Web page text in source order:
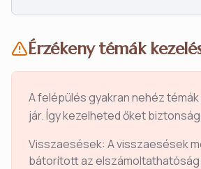
Érzékeny témák
A felépülés gyakran nehéz
jár. Így kezelheted őket
Visszaesések: A visszaesések
bátorított az